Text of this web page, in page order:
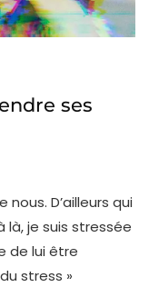
ses
D’ailleurs qui
là, je suis stressée
de lui être
stress »